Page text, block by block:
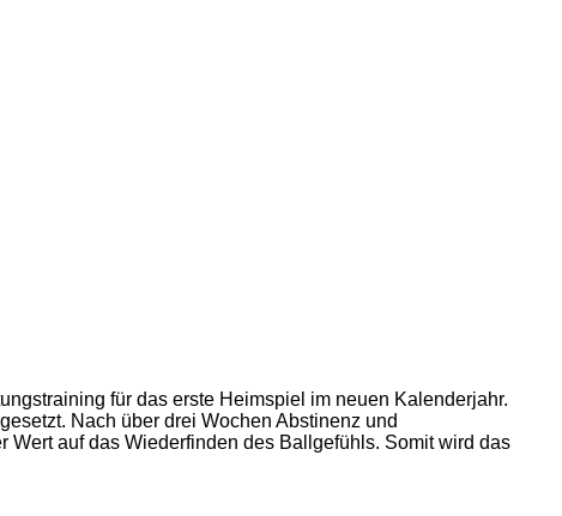
für das erste Heimspiel im neuen Kalenderjahr.
Nach über drei Wochen Abstinenz und
auf das Wiederfinden des Ballgefühls. Somit wird das